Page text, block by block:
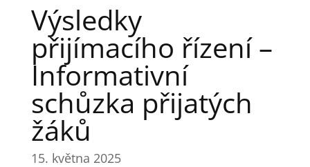
Výsledky
přijímacího řízení –
Informativní
schůzka přijatých
žáků
15. května 2025